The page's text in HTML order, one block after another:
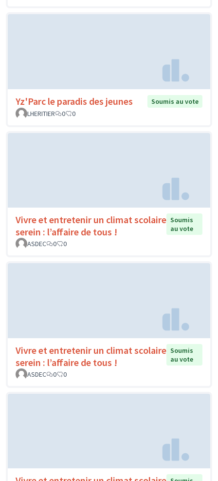
Yz'Parc le paradis des jeunes
Soumis au vote
LHERITIER
0 0
Vivre et entretenir un climat scolaire
serein : l’affaire de tous !
Soumis
au vote
ASDEC
0 0
Vivre et entretenir un climat scolaire
serein : l’affaire de tous !
Soumis
au vote
ASDEC
0 0